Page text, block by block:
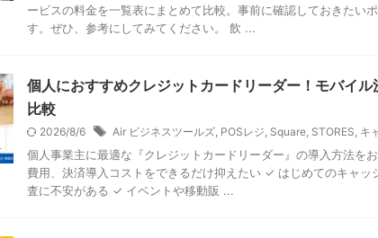
ービスの料金を一覧表にまとめて比較。事前に確認しておきたい
す。ぜひ、参考にしてみてください。 飲 ...
個人におすすめクレジットカードリーダー！モバイ
比較
2026/8/6 Air ビジネスツールズ, POSレジ, Square, STORES, キ
個人事業主に最適な『クレジットカードリーダー』の導入方法を
費用、決済導入コストをできるだけ抑えたい ✓ はじめてのキャッ
査に不安がある ✓ イベントや移動販 ...